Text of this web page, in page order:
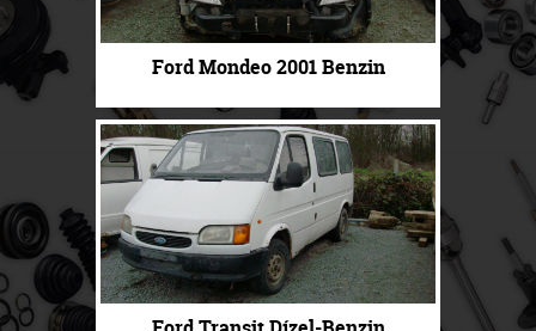
Ford Mondeo 2001 Benzin